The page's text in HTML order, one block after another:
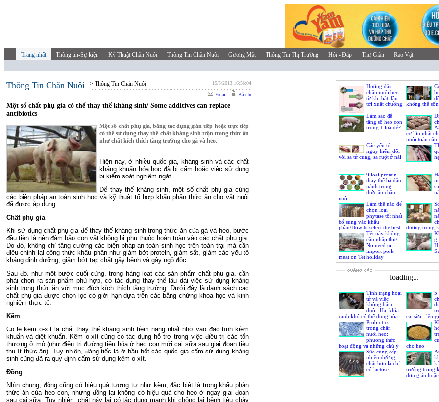
Trang nhất Thông tin-Sự kiện Kỹ Thuật Chăn Nuôi Thông Tin Chăn Nuôi Gương Mặt Thông Tin Thị Trường Hỏi - Đáp Thư Giãn Rao Vặt
Thông Tin Chăn Nuôi > Thông Tin Chăn Nuôi 15/5/2013 16:56:04
Email Bản In
Một số chất phụ gia có thể thay thế kháng sinh/ Some additives can replace
antibiotics
Một số chất phụ gia, bằng tác dụng gián tiếp hoặc trực tiếp
có thể sử dụng thay thế chất kháng sinh trộn trong thức ăn
như chất kích thích tăng trưởng cho gà và heo.
Hiện nay, ở nhiều quốc gia, kháng sinh và các chất
kháng khuẩn hóa học đã bị cấm hoặc việc sử dụng
bị kiểm soát nghiêm ngặt.
Để thay thế kháng sinh, một số chất phụ gia cùng
các biện pháp an toàn sinh học và kỹ thuật tổ hợp khẩu phần thức ăn cho vật nuôi
đã được áp dụng.
Chất phụ gia
Khi sử dụng chất phụ gia để thay thế kháng sinh trong thức ăn của gà và heo, bước
đầu tiên là nên đảm bảo con vật không bị phụ thuộc hoàn toàn vào các chất phụ gia.
Do đó, không chỉ tăng cường các biện pháp an toàn sinh học trên toàn trại mà cần
điều chỉnh lại công thức khẩu phần như giảm bớt protein, giảm sắt, giảm các yếu tố
kháng dinh dưỡng, giảm bớt tạp chất gây bệnh và gây ngộ độc.
Sau đó, như một bước cuối cùng, trong hàng loạt các sản phẩm chất phụ gia, cần
phải chọn ra sản phẩm phù hợp, có tác dụng thay thế lâu dài việc sử dụng kháng
sinh trong thức ăn với mục đích kích thích tăng trưởng. Dưới đây là danh sách các
chất phụ gia được chọn lọc có giới hạn dựa trên các bằng chứng khoa học và kinh
nghiệm thực tế.
Kẽm
Có lẽ kẽm o-xít là chất thay thế kháng sinh tiềm năng nhất nhờ vào đặc tính kiềm
khuẩn và diệt khuẩn. Kẽm o-xít cũng có tác dụng hỗ trợ trong việc điều trị các tổn
thương ở mô (như điều trị đường tiêu hóa ở heo con mới cai sữa sau giai đoạn tiêu
thụ ít thức ăn). Tuy nhiên, đáng tiếc là ở hầu hết các quốc gia cấm sử dụng kháng
sinh cũng đã ra quy định cấm sử dụng kẽm o-xít.
Đồng
Nhìn chung, đồng cũng có hiệu quả tương tự như kẽm, đặc biệt là trong khẩu phần
thức ăn của heo con, nhưng đồng lại không có hiệu quả cho heo ở ngay giai đoạn
sau cai sữa. Tuy nhiên, chất này lại có tác dụng mạnh khi chống lại bệnh tiêu chảy
không thể
Hướng dẫn
chăn nuôi heo
từ khi bắt đầu
tới xuất chuồng
cơ lớn nhất
nuôi toàn
thể làm gì?
Làm sao để
tăng số heo con
trong 1 lứa đẻ?
Các yếu tố
nguy hiểm đối
với sa tử cung, sa ruột ở nái
9 loại protein
thay thế bã đậu
nành trong
thức ăn chăn
nuôi
dưỡng trong
của nái và
Làm thế nào để
chọn loại
phytase tốt nhất
bổ sung vào khẩu
phần/How to select the best
phytase for your feed
formulation
Tết này không
cần nhập thịt/
No need to
import pork
meat on Tet holiday
loading...
5
cai sữa - lên
Tình trạng hoại
tử và việc
không bấm
đuôi: Hai khía
cạnh khó có thể dung hòa
cho heo
Probiotics
trong chăn
nuôi heo:
phương thức
hoạt động và những chú ý
khi sử dụng
trưởng trong
đơn giản
Sữa cung cấp
nhiều dưỡng
chất hơn là chỉ
có lactose